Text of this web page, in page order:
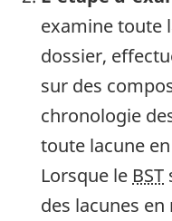
examine toute
dossier,
sur des
chronologie
toute lacune
Lorsque le BST
des lacunes